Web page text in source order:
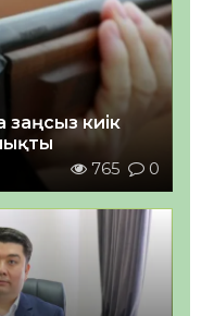
киік
765 0